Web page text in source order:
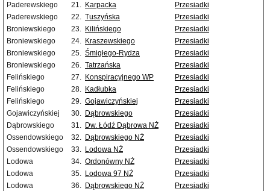
Paderewskiego
21. Karpacka
Przesiadki
Paderewskiego
22. Tuszyńska
Przesiadki
Broniewskiego
23. Kilińskiego
Przesiadki
Broniewskiego
24. Kraszewskiego
Przesiadki
Broniewskiego
25. Śmigłego-Rydza
Przesiadki
Broniewskiego
26. Tatrzańska
Przesiadki
Felińskiego
27. Konspiracyjnego WP
Przesiadki
Felińskiego
28. Kadłubka
Przesiadki
Felińskiego
29. Gojawiczyńskiej
Przesiadki
Gojawiczyńskiej
30. Dąbrowskiego
Przesiadki
Dąbrowskiego
31. Dw. Łódź Dąbrowa NŻ
Przesiadki
Ossendowskiego
32. Dąbrowskiego NŻ
Przesiadki
Ossendowskiego
33. Lodowa NŻ
Przesiadki
Lodowa
34. Ordonówny NŻ
Przesiadki
Lodowa
35. Lodowa 97 NŻ
Przesiadki
Lodowa
36. Dąbrowskiego NŻ
Przesiadki